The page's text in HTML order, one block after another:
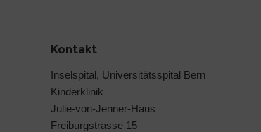
Kontakt
Inselspital, Universitätsspital Bern
Kinderklinik
Julie-von-Jenner-Haus
Freiburgstrasse 15